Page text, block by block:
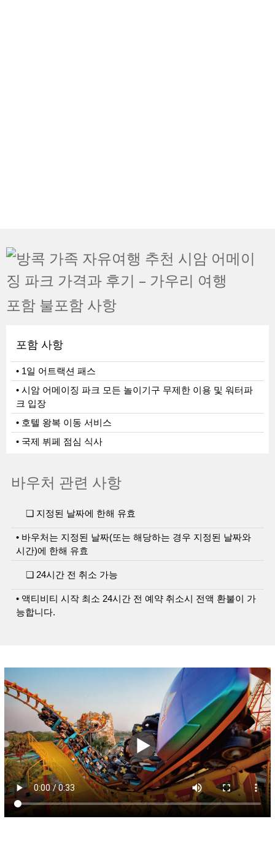
포함 불포함 사항
포함 사항
• 1일 어트랙션 패스
• 시암 어메이징 파크 모든 놀이기구 무제한 이용 및 워터파
크 입장
• 호텔 왕복 이동 서비스
• 국제 뷔페 점심 식사
바우처 관련 사항
❏ 지정된 날짜에 한해 유효
• 바우처는 지정된 날짜(또는 해당하는 경우 지정된 날짜와
시간)에 한해 유효
❏ 24시간 전 취소 가능
• 액티비티 시작 최소 24시간 전 예약 취소시 전액 환불이 가
능합니다.